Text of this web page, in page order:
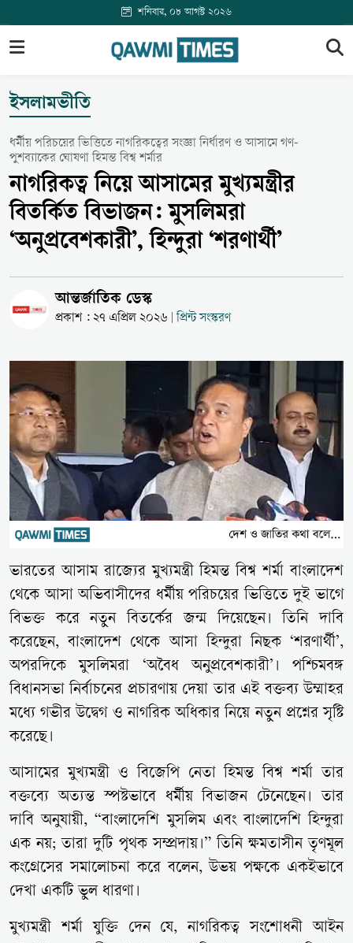
শনিবার, ০৮ আগস্ট ২০২৬
ইসলামভীতি
ধর্মীয় পরিচয়ের ভিত্তিতে নাগরিকত্বের সংজ্ঞা নির্ধারণ ও আসামে গণ-
পুশব্যাকের ঘোষণা হিমন্ত বিশ্ব শর্মার
নাগরিকত্ব নিয়ে আসামের মুখ্যমন্ত্রীর
বিতর্কিত বিভাজন: মুসলিমরা
‘অনুপ্রবেশকারী’, হিন্দুরা ‘শরণার্থী’
আন্তর্জাতিক ডেস্ক
প্রকাশ : ২৭ এপ্রিল ২০২৬ প্রিন্ট সংস্করণ
ভারতের আসাম রাজ্যের মুখ্যমন্ত্রী হিমন্ত বিশ্ব শর্মা বাংলাদেশ
থেকে আসা অভিবাসীদের ধর্মীয় পরিচয়ের ভিত্তিতে দুই ভাগে
বিভক্ত করে নতুন বিতর্কের জন্ম দিয়েছেন। তিনি দাবি
করেছেন, বাংলাদেশ থেকে আসা হিন্দুরা নিছক ‘শরণার্থী’,
অপরদিকে মুসলিমরা ‘অবৈধ অনুপ্রবেশকারী’। পশ্চিমবঙ্গ
বিধানসভা নির্বাচনের প্রচারণায় দেয়া তার এই বক্তব্য উম্মাহর
মধ্যে গভীর উদ্বেগ ও নাগরিক অধিকার নিয়ে নতুন প্রশ্নের সৃষ্টি
করেছে।
আসামের মুখ্যমন্ত্রী ও বিজেপি নেতা হিমন্ত বিশ্ব শর্মা তার
বক্তব্যে অত্যন্ত স্পষ্টভাবে ধর্মীয় বিভাজন টেনেছেন। তার
দাবি অনুযায়ী, “বাংলাদেশি মুসলিম এবং বাংলাদেশি হিন্দুরা
এক নয়; তারা দুটি পৃথক সম্প্রদায়।” তিনি ক্ষমতাসীন তৃণমূল
কংগ্রেসের সমালোচনা করে বলেন, উভয় পক্ষকে একইভাবে
দেখা একটি ভুল ধারণা।
মুখ্যমন্ত্রী শর্মা যুক্তি দেন যে, নাগরিকত্ব সংশোধনী আইন